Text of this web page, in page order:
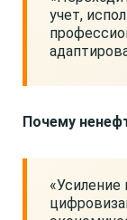
учет,
Почему
«Усиление